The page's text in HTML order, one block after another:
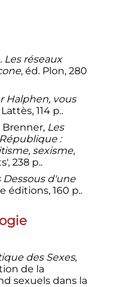
Les réseaux
, éd. Plon, 280
Halphen, vous
114 p..
Les
:
sexisme,
238 p..
Dessous d'une
éditions, 160 p..
des Sexes,
de la
sexuels dans la